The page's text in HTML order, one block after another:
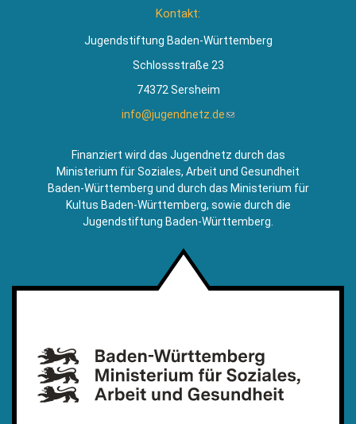
Kontakt:
Jugendstiftung Baden-Württemberg
Schlossstraße 23
74372 Sersheim
info@jugendnetz.de(Link
Mail)
Finanziert wird das Jugendnetz durch das
Ministerium für Soziales, Arbeit und Gesundheit
Baden-Württemberg und durch das Ministerium für
Kultus Baden-Württemberg, sowie durch die
Jugendstiftung Baden-Württemberg.